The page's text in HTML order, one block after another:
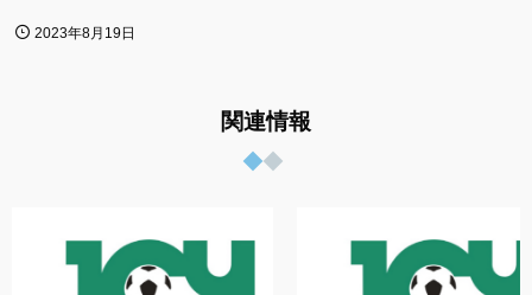
2023年8月19日
関連情報